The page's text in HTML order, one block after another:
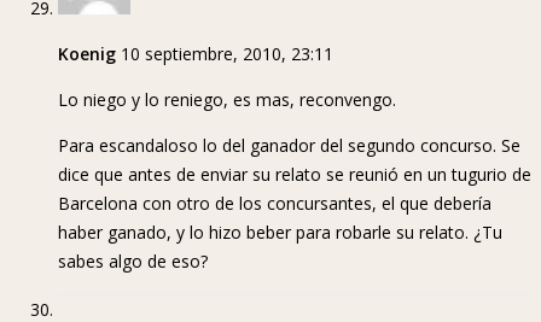
Koenig 10 septiembre, 2010, 23:11
Lo niego y lo reniego, es mas, reconvengo.
Para escandaloso lo del ganador del segundo concurso. Se
dice que antes de enviar su relato se reunió en un tugurio de
Barcelona con otro de los concursantes, el que debería
haber ganado, y lo hizo beber para robarle su relato. ¿Tu
sabes algo de eso?